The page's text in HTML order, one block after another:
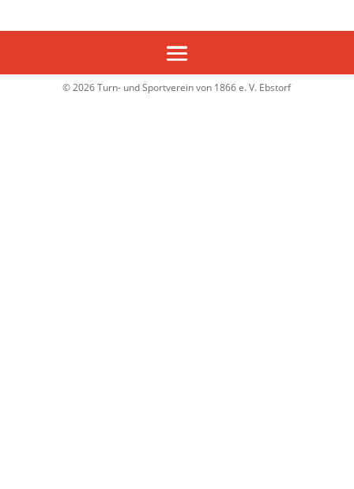
© 2026 Turn- und Sportverein von 1866 e. V. Ebstorf